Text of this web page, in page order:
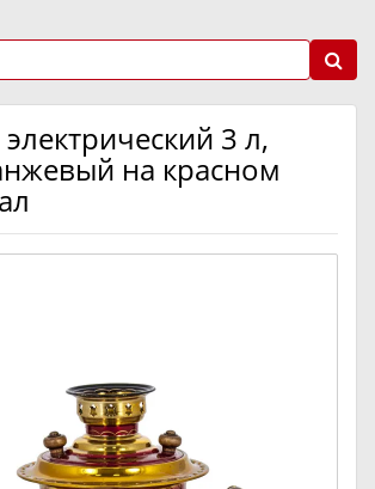
3 л,
на красном